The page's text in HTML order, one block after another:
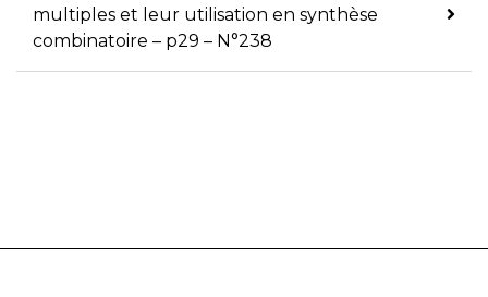
multiples et leur utilisation en synthèse
combinatoire – p29 – N°238